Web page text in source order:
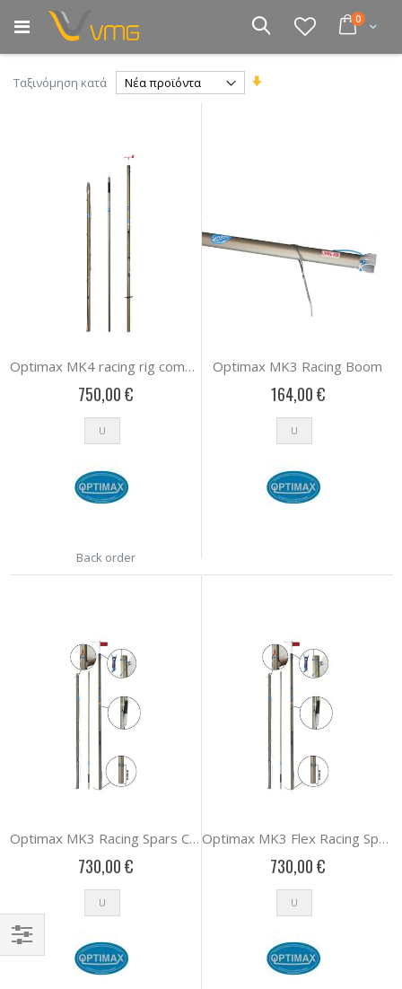
Μετάβαση
στο
περιεχόμενο
Cart
0στοιχεία
Αναζήτηση
Ταξινόμηση κατά
Ορίστε
Optimax MK4 racing rig complete (45+kg)
750,00 €
U
Back order
Optimax MK3 Racing Boom
164,00 €
U
Optimax MK3 Racing Spars Complete (40+ Kg)
730,00 €
U
Optimax MK3 Flex Racing Spar Complete
730,00 €
U
Αγορά